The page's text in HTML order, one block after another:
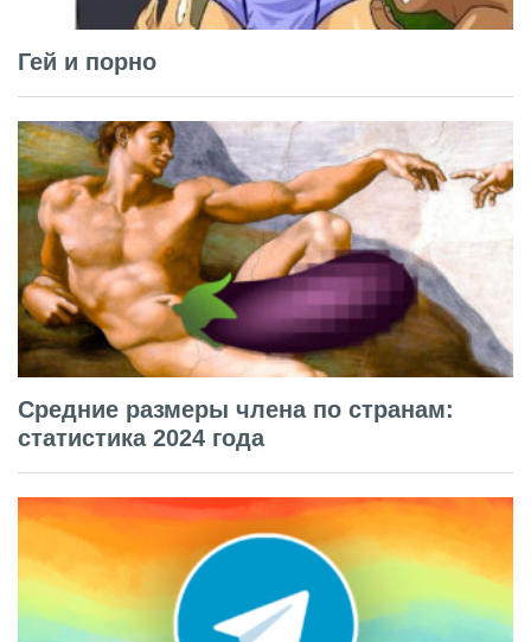
Гей и порно
Средние размеры члена по странам:
статистика 2024 года